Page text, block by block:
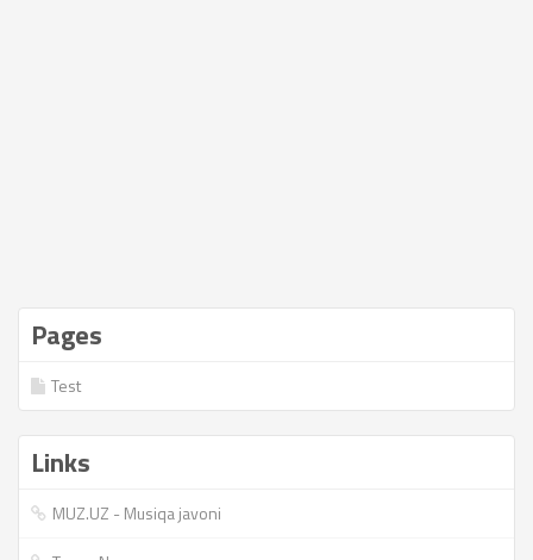
Pages
Test
Links
MUZ.UZ - Musiqa javoni